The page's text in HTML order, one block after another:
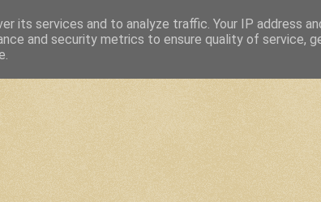
its services and to analyze traffic. Your IP address
and security metrics to ensure quality of service,